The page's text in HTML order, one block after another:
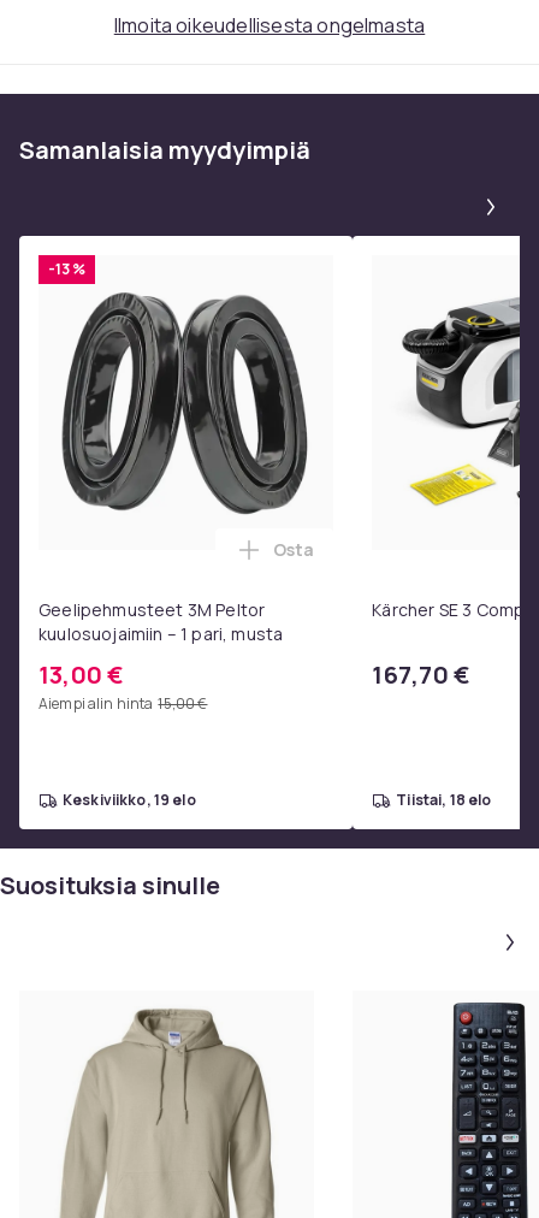
Ilmoita oikeudellisesta ongelmasta
Samanlaisia ​​myydyimpiä
-13 %
Geelipehmusteet 3M Peltor
kuulosuojaimiin – 1 pari, musta
13,00 €
Aiempi alin hinta 15,00 €
Lisää Geelipehmusteet 3M
Osta
keskiviikko, 19 elo
Kärcher SE 3
167,70 €
tiistai, 18 elo
Suosituksia sinulle